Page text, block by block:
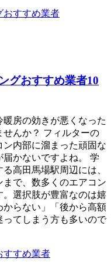
グおすすめ業者10
房の効きが悪くなった
んか？ フィルターの
内部に溜まった頑固な
かないですよね。 学
高田馬場駅周辺には、
で、数多くのエアコン
。選択肢が豊富なのは嬉
からない」「後から高額
てしまう方も多いので